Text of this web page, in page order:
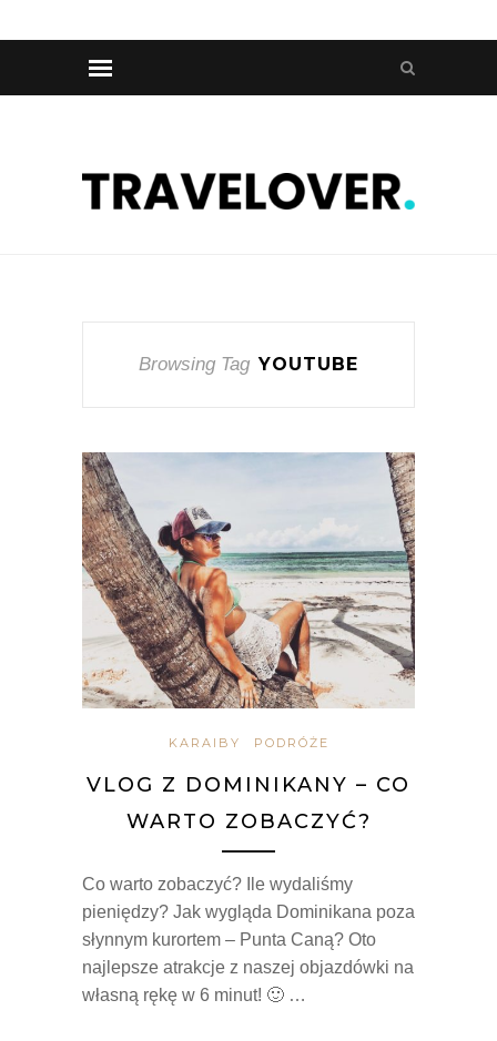
Browsing Tag YOUTUBE
KARAIBY PODRÓŻE
VLOG Z DOMINIKANY – CO
WARTO ZOBACZYĆ?
Co warto zobaczyć? Ile wydaliśmy
pieniędzy? Jak wygląda Dominikana poza
słynnym kurortem – Punta Caną? Oto
najlepsze atrakcje z naszej objazdówki na
własną rękę w 6 minut! 🙂 …